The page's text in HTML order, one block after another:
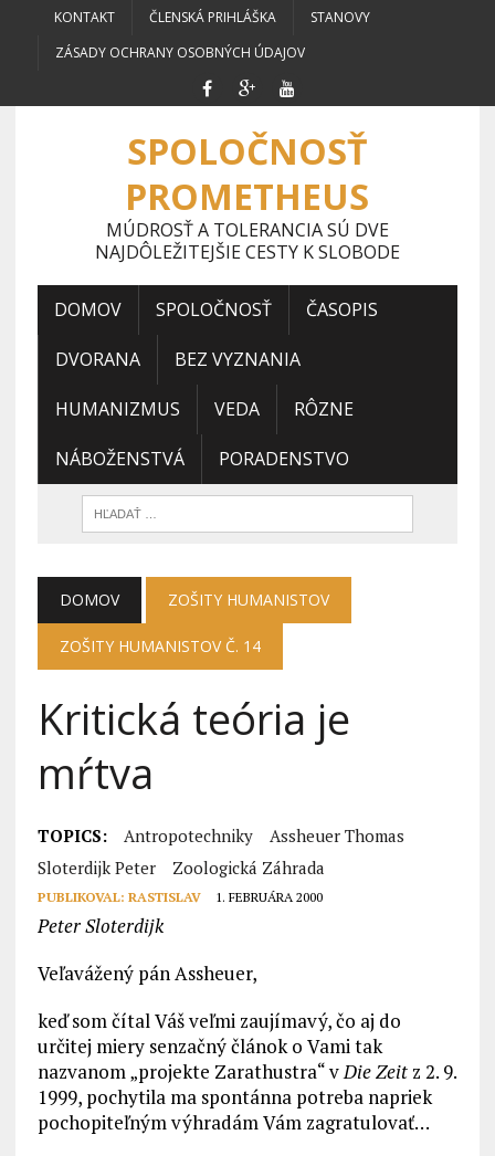
KONTAKT ČLENSKÁ PRIHLÁŠKA
STANOVY
ZÁSADY OCHRANY OSOBNÝCH ÚDAJOV
SPOLOČNOSŤ
PROMETHEUS
MÚDROSŤ A TOLERANCIA SÚ DVE
NAJDÔLEŽITEJŠIE CESTY K SLOBODE
DOMOV SPOLOČNOSŤ ČASOPIS
DVORANA BEZ VYZNANIA
HUMANIZMUS VEDA RÔZNE
NÁBOŽENSTVÁ PORADENSTVO
DOMOV ZOŠITY HUMANISTOV
ZOŠITY HUMANISTOV Č. 14
Kritická teória je
mŕtva
TOPICS: Antropotechniky
Assheuer Thomas
Sloterdijk Peter
Zoologická Záhrada
PUBLIKOVAL: RASTISLAV 1. FEBRUÁRA 2000
Peter Sloterdijk
Veľavážený pán Assheuer,
keď som čítal Váš veľmi zaujímavý, čo aj do
určitej miery senzačný článok o Vami tak
nazvanom „projekte Zarathustra“ vDie Zeitz 2. 9.
1999, pochytila ma spontánna potreba napriek
pochopiteľným výhradám Vám zagratulovať…